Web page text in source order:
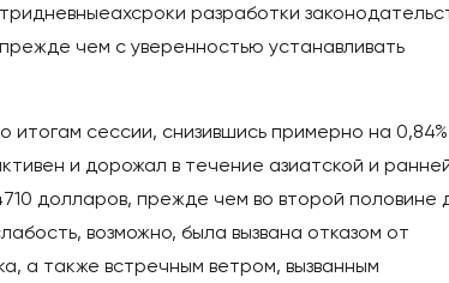
разработки
чем с уверенностью устанавливать
сессии, снизившись примерно на
и дорожал в течение азиатской и
долларов, прежде чем во второй половине
возможно, была вызвана отказом от
а также встречным ветром, вызванным